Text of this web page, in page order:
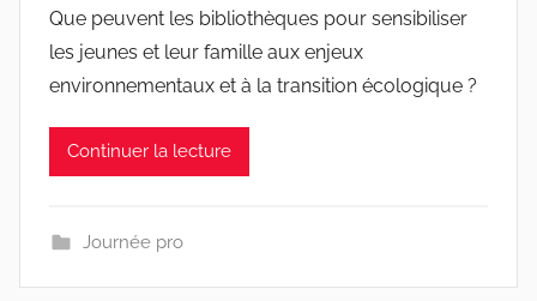
Que peuvent les bibliothèques pour sensibiliser
les jeunes et leur famille aux enjeux
environnementaux et à la transition écologique ?
Continuer la lecture
Journée pro